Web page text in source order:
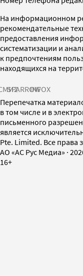
На информационном
рекомендательные
предоставления
систематизации и
к предпочтениям
находящихся на
SPARROWINFOX
Перепечатка
в том числе и в
письменного
является
Pte. Limited. Все
AO «АС Рус Медиа» ·
16+